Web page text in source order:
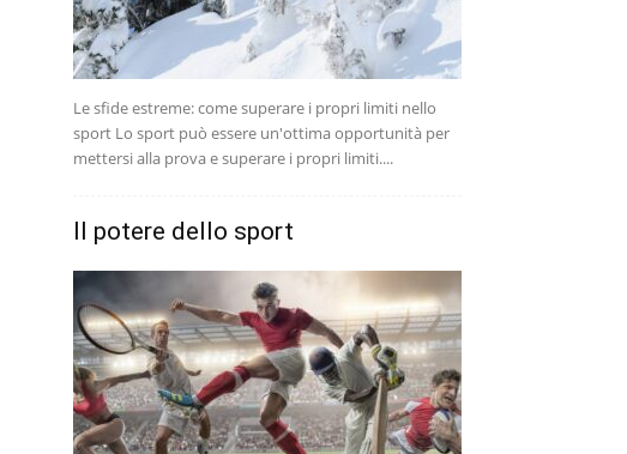
Le sfide estreme: come superare i propri limiti nello
sport Lo sport può essere un'ottima opportunità per
mettersi alla prova e superare i propri limiti....
Il potere dello sport